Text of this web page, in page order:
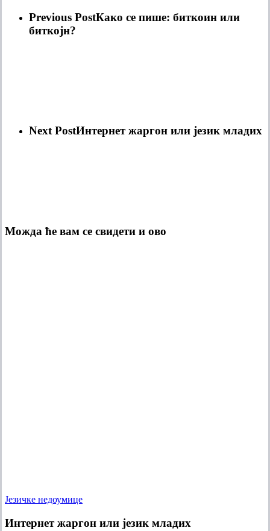
Previous PostКако се пише: биткоин или
биткојн?
Next PostИнтернет жаргон или језик младих
Можда ће вам се свидети и ово
Језичке недоумицеИнтернет
или
Интернет жаргон или језик младих